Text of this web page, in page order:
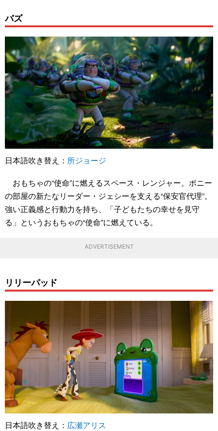
バズ
日本語吹き替え： 所ジョージ
おもちゃの“使命”に燃えるスペース・レンジャー。ボニー
の部屋の新たなリーダー・ジェシーを支える“保安官代理”。
強い正義感と行動力を持ち、「子どもたちの幸せを見守
る」というおもちゃの“使命”に燃えている。
ADVERTISEMENT
リリーパッド
日本語吹き替え： 広瀬アリス